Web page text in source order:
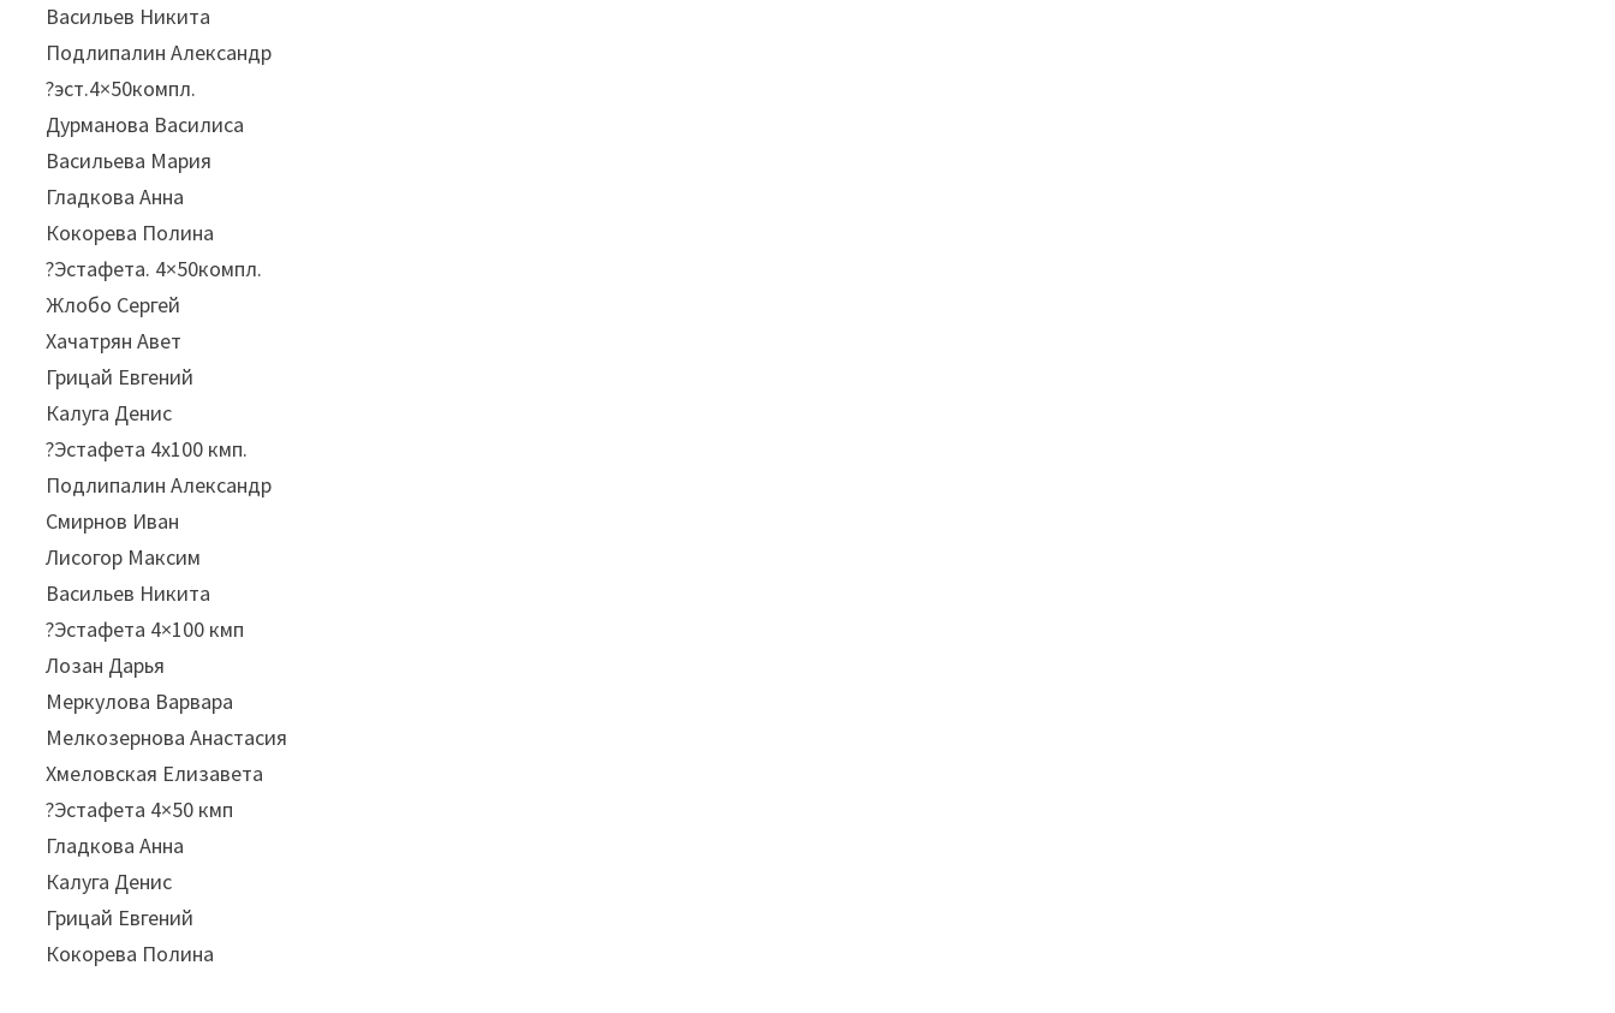
Васильев Никита
Подлипалин Александр
?эст.4×50компл.
Дурманова Василиса
Васильева Мария
Гладкова Анна
Кокорева Полина
?Эстафета. 4×50компл.
Жлобо Сергей
Хачатрян Авет
Грицай Евгений
Калуга Денис
?Эстафета 4х100 кмп.
Подлипалин Александр
Смирнов Иван
Лисогор Максим
Васильев Никита
?Эстафета 4×100 кмп
Лозан Дарья
Меркулова Варвара
Мелкозернова Анастасия
Хмеловская Елизавета
?Эстафета 4×50 кмп
Гладкова Анна
Калуга Денис
Грицай Евгений
Кокорева Полина